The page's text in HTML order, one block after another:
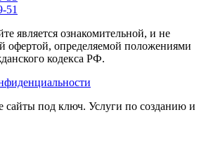
51
является ознакомительной, и не
офертой, определяемой положениями
кодекса РФ.
под ключ. Услуги по созданию и